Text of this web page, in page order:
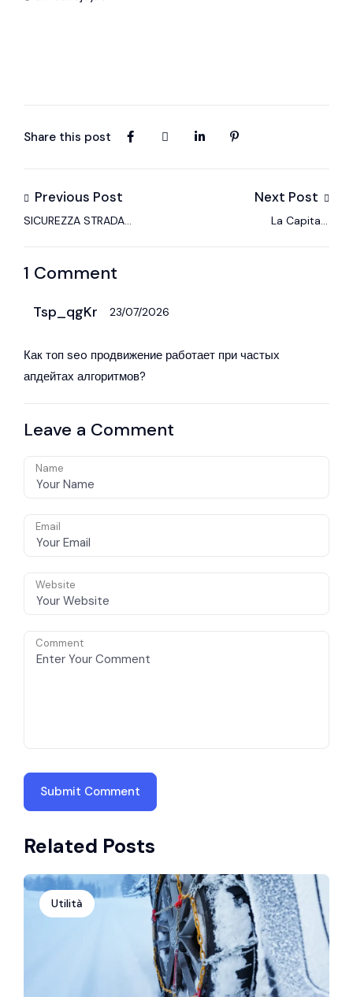
Share this post
Previous Post
SICUREZZA STRADALE
Next Post
La Capitale
1 Comment
Tsp_qgKr 23/07/2026
Как топ seo продвижение работает при частых
апдейтах алгоритмов?
Leave a Comment
Name
Email
Website
Comment
Related Posts
Utilità